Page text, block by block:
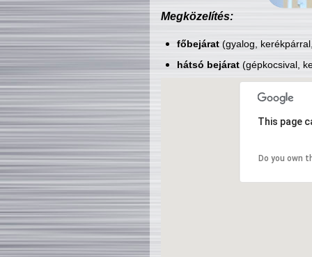
Megközelítés:
főbejárat(gyalog,
hátsó bejárat(gépkocsival,
This page
Do you own